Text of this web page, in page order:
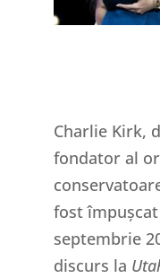
Charlie Kirk,
fondator al
fost
septembrie
discurs la